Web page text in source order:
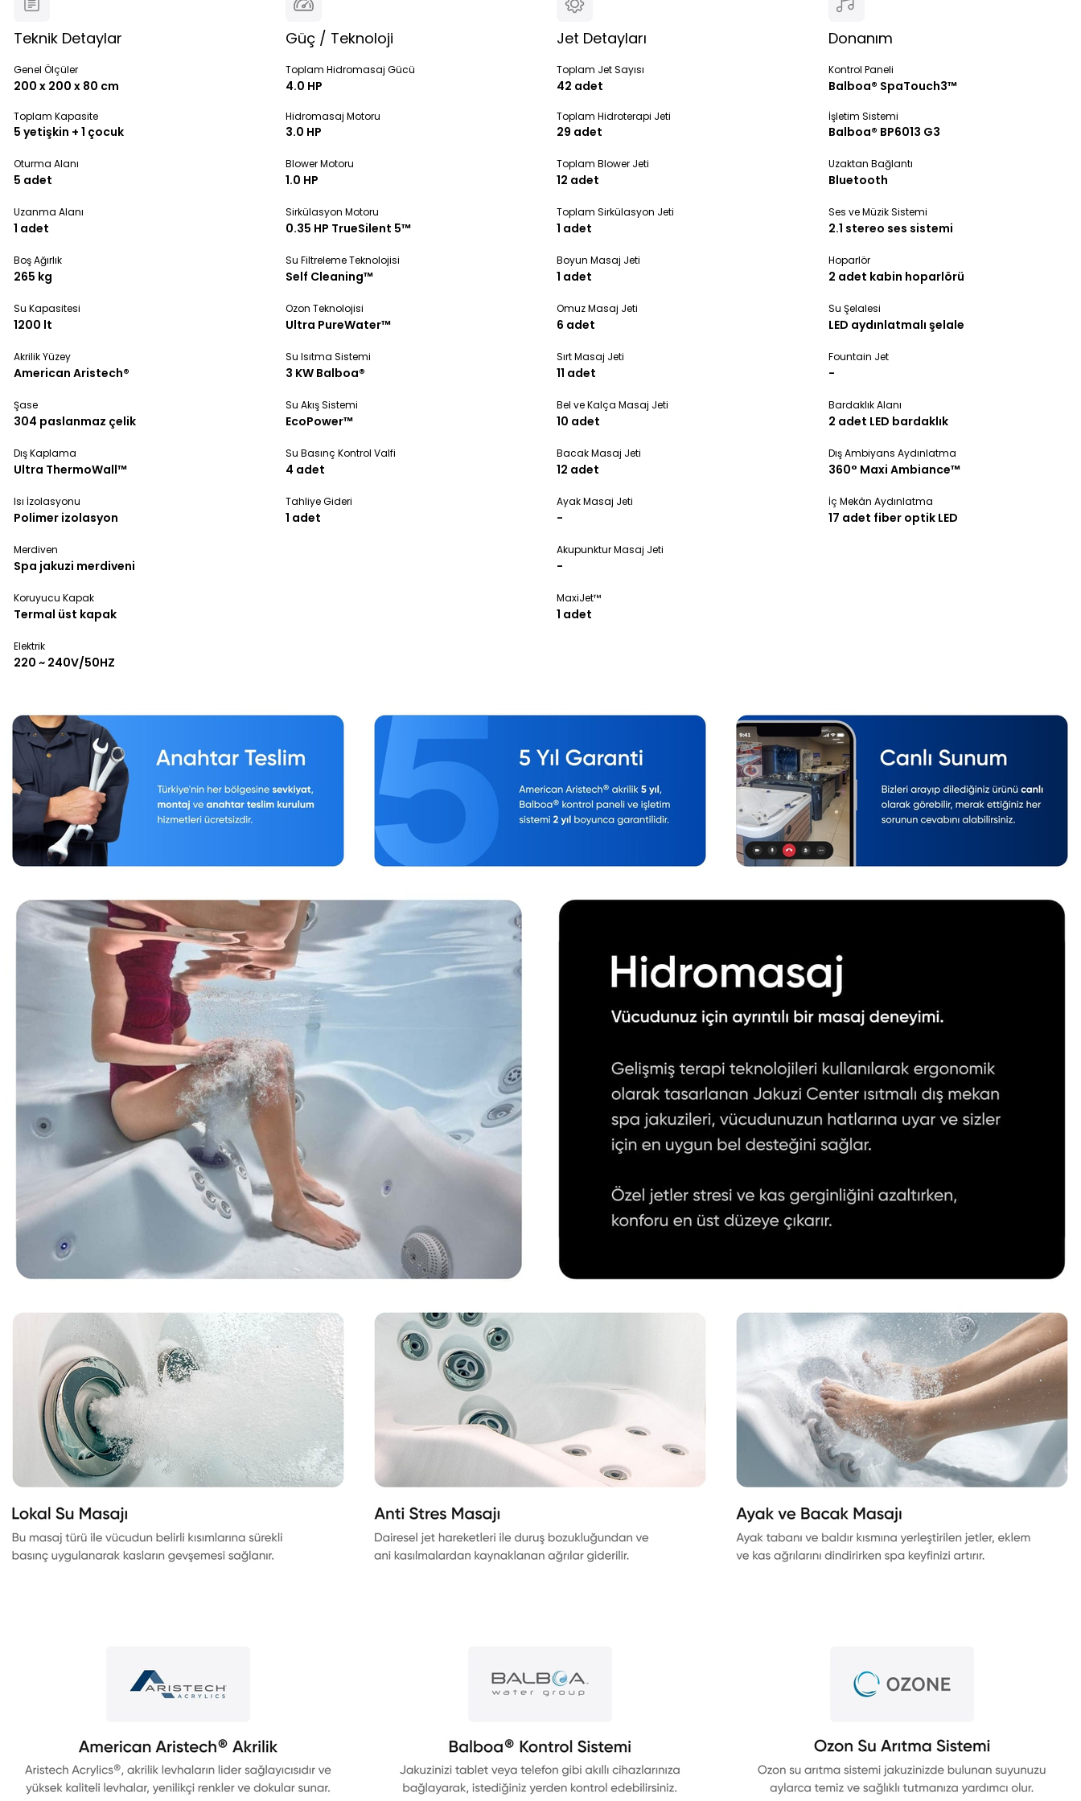
Teknik Detaylar
Genel Ölçüler
200 x 200 x 80 cm
Toplam Kapasite
5 yetişkin + 1 çocuk
Oturma Alanı
5 adet
Uzanma Alanı
1 adet
Boş Ağırlık
265 kg
Su Kapasitesi
1200 lt
Akrilik Yüzey
American Aristech®
Şase
304 paslanmaz çelik
Dış Kaplama
Ultra ThermoWall™
Isı İzolasyonu
Polimer izolasyon
Merdiven
Spa jakuzi merdiveni
Koruyucu Kapak
Termal üst kapak
Elektrik
220 ~ 240V/50HZ
Güç / Teknoloji
Toplam Hidromasaj Gücü
4.0 HP
Hidromasaj Motoru
3.0 HP
Blower Motoru
1.0 HP
Sirkülasyon Motoru
0.35 HP TrueSilent 5™
Su Filtreleme Teknolojisi
Self Cleaning™
Ozon Teknolojisi
Ultra PureWater™
Su Isıtma Sistemi
3 KW Balboa®
Su Akış Sistemi
EcoPower™
Su Basınç Kontrol Valfi
4 adet
Tahliye Gideri
1 adet
Jet Detayları
Toplam Jet Sayısı
42 adet
Toplam Hidroterapi Jeti
29 adet
Toplam Blower Jeti
12 adet
Toplam Sirkülasyon Jeti
1 adet
Boyun Masaj Jeti
1 adet
Omuz Masaj Jeti
6 adet
Sırt Masaj Jeti
11 adet
Bel ve Kalça Masaj Jeti
10 adet
Bacak Masaj Jeti
12 adet
Ayak Masaj Jeti
-
Akupunktur Masaj Jeti
-
MaxiJet™
1 adet
Donanım
Kontrol Paneli
Balboa® SpaTouch3™
İşletim Sistemi
Balboa® BP6013 G3
Uzaktan Bağlantı
Bluetooth
Ses ve Müzik Sistemi
2.1 stereo ses sistemi
Hoparlör
2 adet kabin hoparlörü
Su Şelalesi
LED aydınlatmalı şelale
Fountain Jet
-
Bardaklık Alanı
2 adet LED bardaklık
Dış Ambiyans Aydınlatma
360° Maxi Ambiance™
İç Mekân Aydınlatma
17 adet fiber optik LED